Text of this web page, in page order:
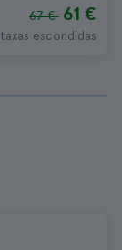
67 € 61 €
escondidas